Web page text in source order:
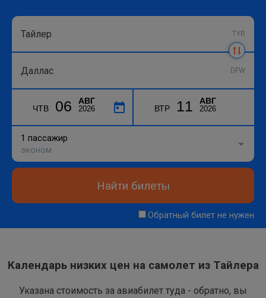
TYR
DFW
ЧТВ 06 АВГ
2026 ВТР 11 АВГ
2026
1 пассажир
эконом
Найти билеты
Обратный билет не нужен
Календарь низких цен на самолет из Тайлера
Указана стоимость за авиабилет туда - обратно, вы